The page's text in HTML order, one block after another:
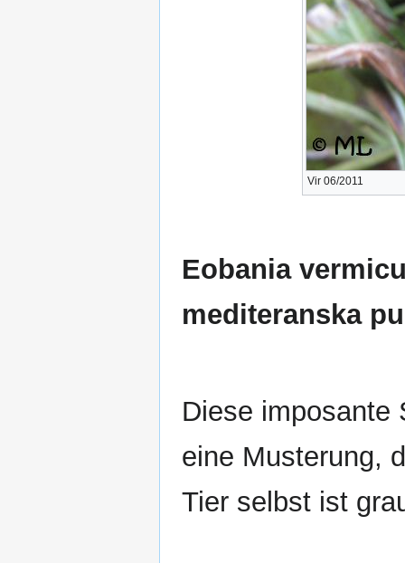
Vir 06/2011
Eobania
mediteranska
Diese imposante
eine Musterung,
Tier selbst ist